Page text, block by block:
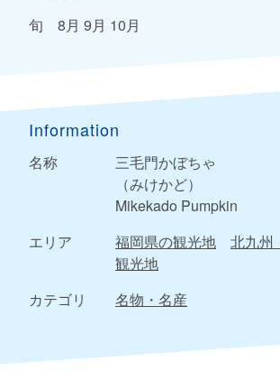
旬 8月 9月 10月
Information
名称
三毛門かぼちゃ
（みけかど）
Mikekado Pumpkin
エリア
福岡県の観光地
北九州
観光地
カテゴリ
名物・名産